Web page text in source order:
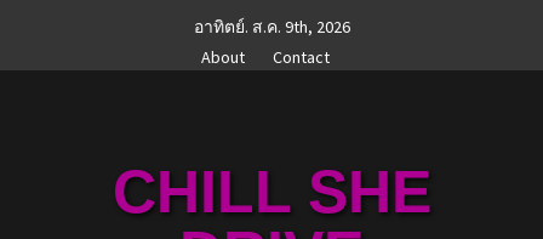
content
อาทิตย์. ส.ค. 9th, 2026
About
Contact
CHILL SHE